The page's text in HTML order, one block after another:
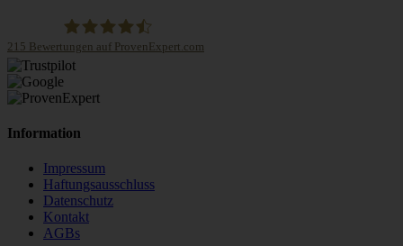
STEUBEL Steuergeräte Annahme Filiale MBE 0214
215 Bewertungen auf ProvenExpert.com
Information
Impressum
Haftungsausschluss
Datenschutz
Kontakt
AGBs